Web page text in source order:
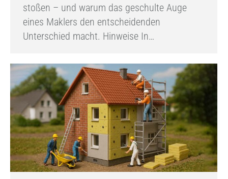
stoßen – und warum das geschulte Auge
eines Maklers den entscheidenden
Unterschied macht. Hinweise In…